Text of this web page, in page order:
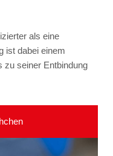
als eine
ist dabei einem
zu seiner Entbindung